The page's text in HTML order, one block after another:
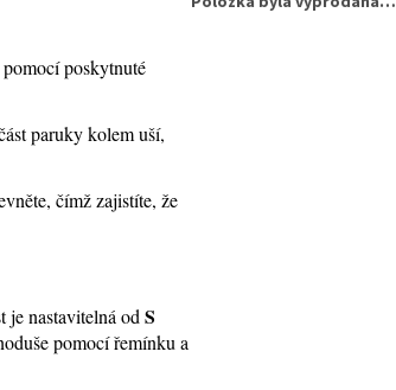
pomocí poskytnuté
paruky kolem uší,
čímž zajistíte, že
nastavitelná od S
pomocí řemínku a